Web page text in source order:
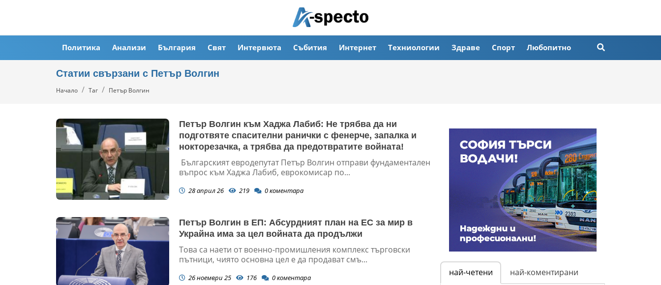
Политика Анализи България Свят Интервюта Събития Интернет Техниологии Здраве Спорт Любопитно
Статии свързани с Петър Волгин
Начало Таг Петър Волгин
Петър Волгин към Хаджа Лабиб: Не трябва да ни
подготвяте спасителни ранички с фенерче, запалка и
нокторезачка, а трябва да предотвратите войната!
Българският евродепутат Петър Волгин отправи фундаментален
въпрос към Хаджа Лабиб, еврокомисар по...
28 април 26 219 0коментара
Петър Волгин в ЕП: Абсурдният план на ЕС за мир в
Украйна има за цел войната да продължи
Това са наети от военно-промишления комплекс търговски
пътници, чиято основна цел е да продават смъ...
26 ноември 25 176 0коментара най-четени най-коментирани